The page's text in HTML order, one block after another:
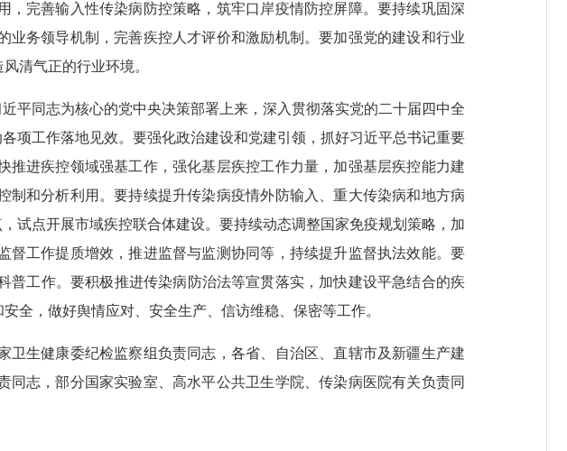
完善输入性传染病防控策略，筑牢口岸疫情防控屏障。要持续巩固深
务领导机制，完善疾控人才评价和激励机制。要加强党的建设和行业
清气正的行业环境。
同志为核心的党中央决策部署上来，深入贯彻落实党的二十届四中全
项工作落地见效。要强化政治建设和党建引领，抓好习近平总书记重要
进疾控领域强基工作，强化基层疾控工作力量，加强基层疾控能力建
和分析利用。要持续提升传染病疫情外防输入、重大传染病和地方病
试点开展市域疾控联合体建设。要持续动态调整国家免疫规划策略，加
工作提质增效，推进监督与监测协同等，持续提升监督执法效能。要
工作。要积极推进传染病防治法等宣贯落实，加快建设平急结合的疾
全，做好舆情应对、安全生产、信访维稳、保密等工作。
生健康委纪检监察组负责同志，各省、自治区、直辖市及新疆生产建
志，部分国家实验室、高水平公共卫生学院、传染病医院有关负责同